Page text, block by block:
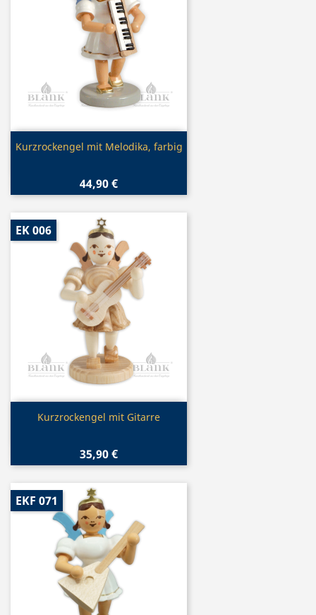
Vorschau
Kurzrockengel mit Melodika, farbig
44,90 €
Vorschau
Kurzrockengel mit Gitarre
35,90 €
EK 006
EKF 071